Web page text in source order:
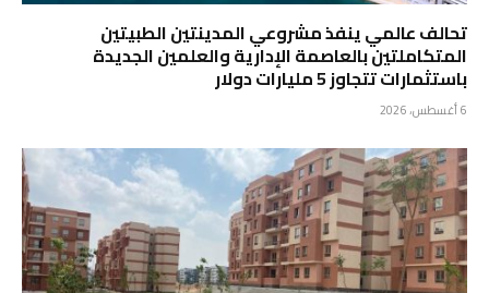
تحالف عالمي ينفذ مشروعي المدينتين الطبيتين
المتكاملتين بالعاصمة الإدارية والعلمين الجديدة
باستثمارات تتجاوز 5 مليارات دولار
6 أغسطس، 2026